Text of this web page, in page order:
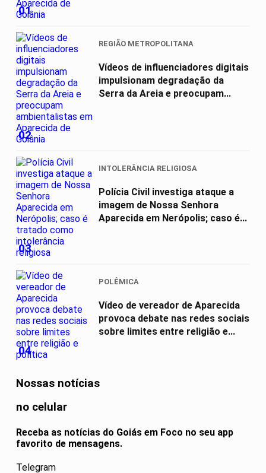
01
02
REGIÃO METROPOLITANA
Vídeos de influenciadores digitais
impulsionam degradação da
Serra da Areia e preocupam...
03
INTOLERÂNCIA RELIGIOSA
Polícia Civil investiga ataque a
imagem de Nossa Senhora
Aparecida em Nerópolis; caso é...
04
POLÊMICA
Vídeo de vereador de Aparecida
provoca debate nas redes sociais
sobre limites entre religião e...
Nossas notícias
no celular
Receba as notícias do Goiás em Foco no seu app
favorito de mensagens.
Telegram